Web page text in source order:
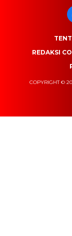
REDAKSI
COPYRIGHT ©